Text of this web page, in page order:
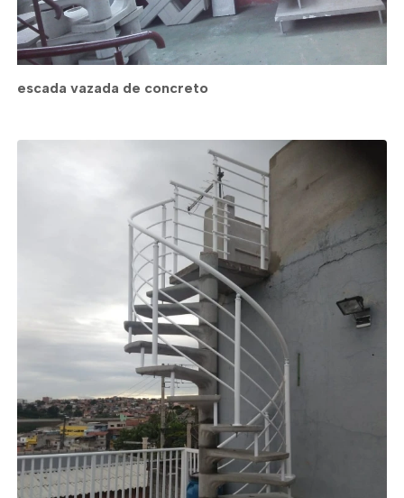
escada vazada de concreto